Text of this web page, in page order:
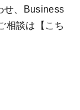
せ、Business
相談は 【こち